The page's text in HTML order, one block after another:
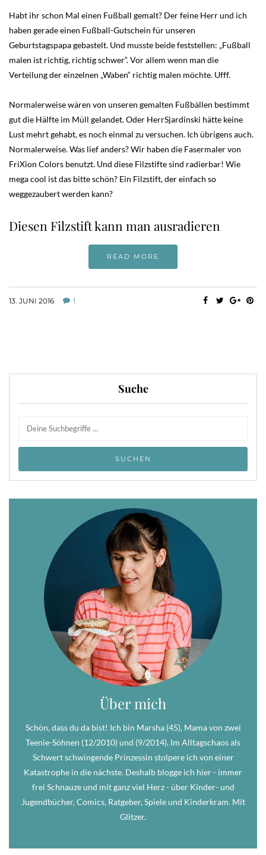
Habt ihr schon Mal einen Fußball gemalt? Der feine Herr und ich
haben gerade einen Fußball-Gutschein für unseren
Geburtstagspapa gebastelt. Und musste beide feststellen: „Fußball
malen ist richtig, richtig schwer“. Vor allem wenn man die
Verteilung der einzelnen „Waben“ richtig malen möchte. Ufff.
Normalerweise wären von unseren gemalten Fußbällen bestimmt
gut die Hälfte im Müll gelandet. Oder HerrSjardinski hätte keine
Lust mehrt gehabt, es noch einmal zu versuchen. Ich übrigens auch.
Normalerweise. Was lief anders? Wir haben die Fasermaler von
FriXion Colors benutzt. Und diese Filzstifte sind radierbar! Wie
mega cool ist das bitte schön? Ein Filzstift, der einfach so
weggezaubert werden kann?
Diesen Filzstift kann man ausradieren
READ MORE
13. JUNI 2016 1
Suche
Über mich
Schön, dass du da bist! Ich bin Marsha (45), Mama von zwei
Teenie-Söhnen (12/2010) und (9/2014). Im Alltagschaos als
Schwert schwingende Prinzessin stolpere ich von einer
Katastrophe in die nächste. Deshalb blogge ich hier - immer
frei Schnauze und mit ganz viel Herz - über Kinder- und
Jugendbücher, Comics, Ratgeber, Spiele und Kinderkram. Mit
Glitzer.